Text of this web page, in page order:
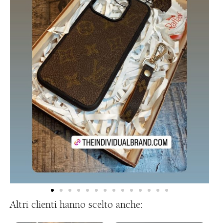
Altri clienti hanno scelto anche: